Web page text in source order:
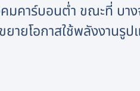
มคาร์บอนต่ำ ขณะที่ บา
ยายโอกาสใช้พลังงานรู